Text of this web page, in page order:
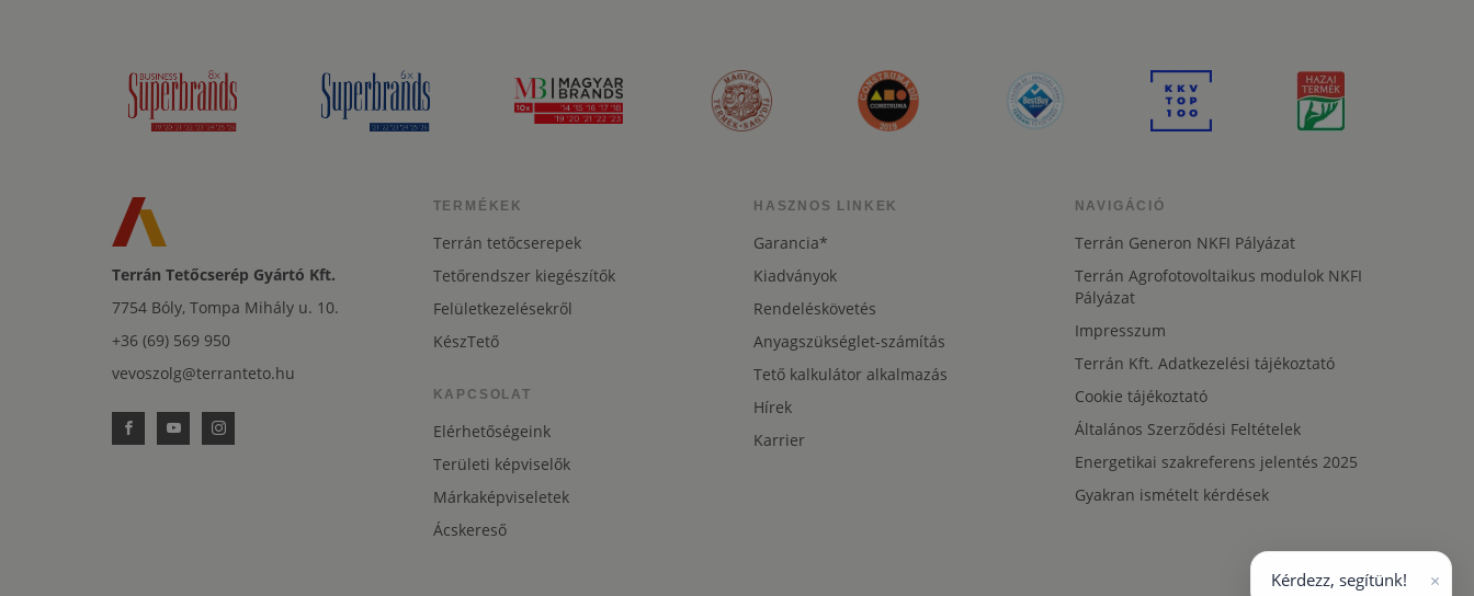
Terrán Tetőcserép Gyártó Kft.
7754 Bóly, Tompa Mihály u. 10.
+36 (69) 569 950
vevoszolg@terranteto.hu
TERMÉKEK
Terrán tetőcserepek
Tetőrendszer kiegészítők
Felületkezelésekről
KészTető
KAPCSOLAT
Elérhetőségeink
Területi képviselők
Márkaképviseletek
Ácskereső
HASZNOS LINKEK
Garancia*
Kiadványok
Rendeléskövetés
Anyagszükséglet-számítás
Tető kalkulátor alkalmazás
Hírek
Karrier
NAVIGÁCIÓ
Terrán Generon NKFI Pályázat
Terrán Agrofotovoltaikus modulok NKFI
Pályázat
Impresszum
Terrán Kft. Adatkezelési tájékoztató
Cookie tájékoztató
Általános Szerződési Feltételek
Energetikai szakreferens jelentés 2025
Gyakran ismételt kérdések
Kérdezz, segítünk! ×